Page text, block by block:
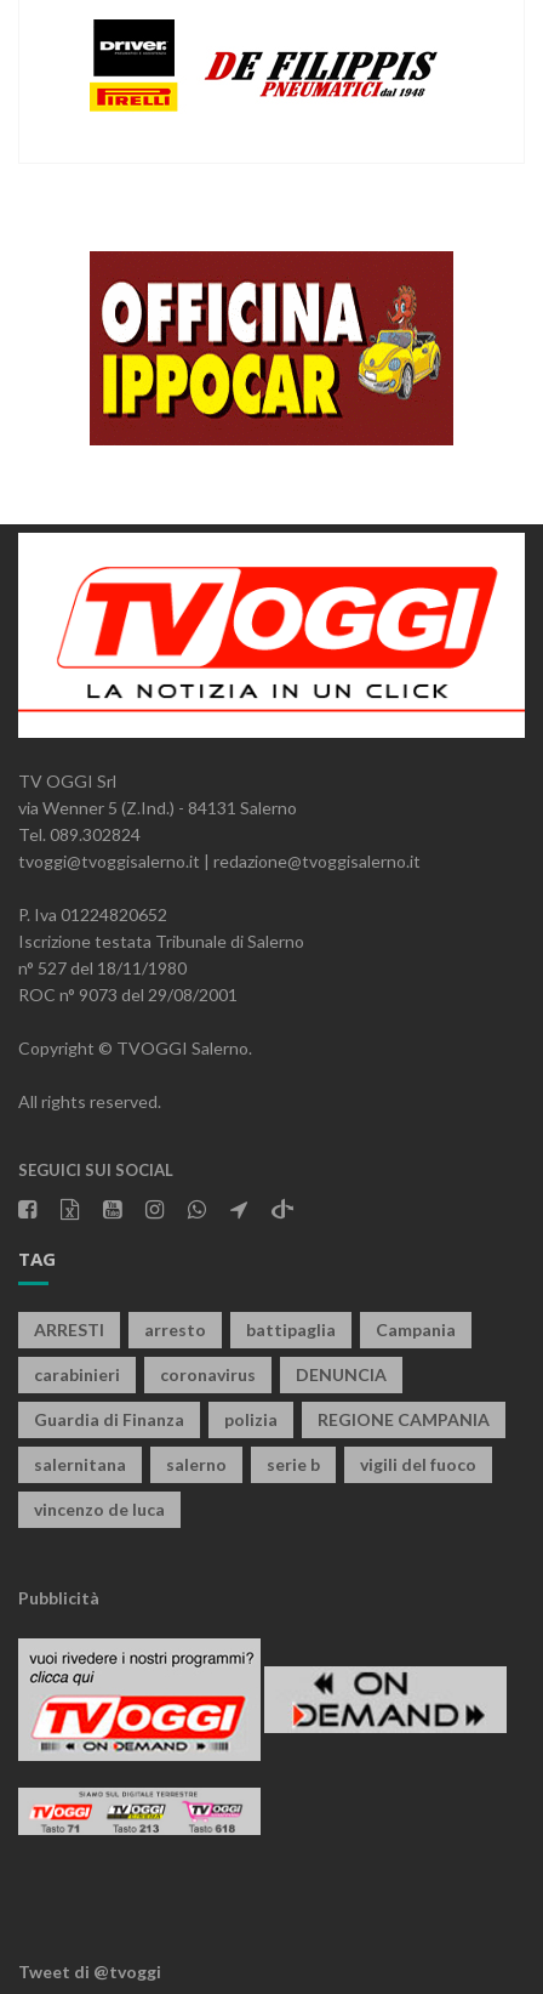
TV OGGI Srl
via Wenner 5 (Z.Ind.) - 84131 Salerno
Tel. 089.302824
tvoggi@tvoggisalerno.it | redazione@tvoggisalerno.it
P. Iva 01224820652
Iscrizione testata Tribunale di Salerno
n° 527 del 18/11/1980
ROC n° 9073 del 29/08/2001
Copyright © TVOGGI Salerno.
All rights reserved.
SEGUICI SUI SOCIAL
TAG
ARRESTI arresto battipaglia Campania
carabinieri coronavirus DENUNCIA
Guardia di Finanza polizia REGIONE CAMPANIA
salernitana salerno serie b vigili del fuoco
vincenzo de luca
Pubblicità
Tweet di @tvoggi